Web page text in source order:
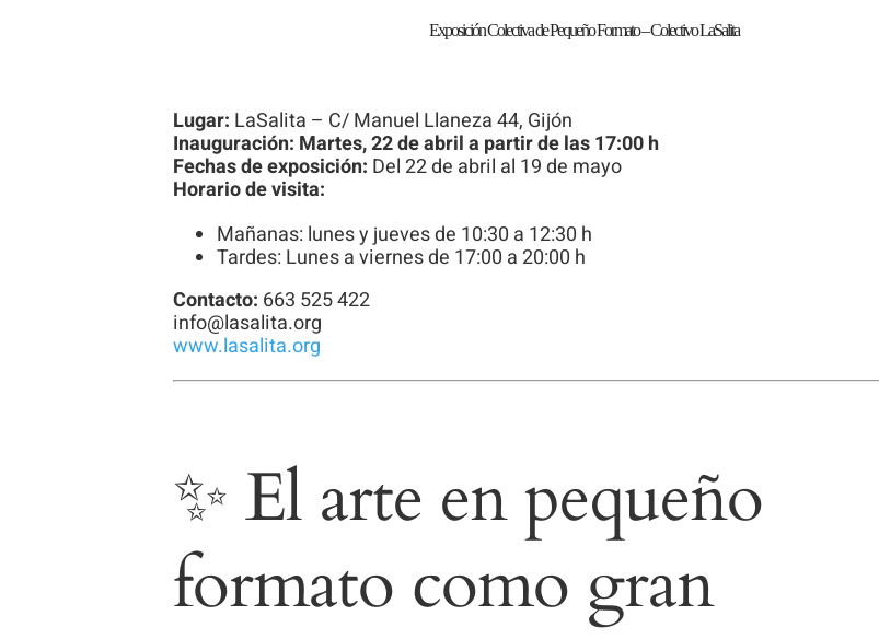
Exposición Colectiva de Pequeño Formato – Colectivo LaSalita
Lugar: LaSalita – C/ Manuel Llaneza 44, Gijón
Inauguración: Martes, 22 de abril a partir de las 17:00 h
Fechas de exposición: Del 22 de abril al 19 de mayo
Horario de visita:
Mañanas: lunes y jueves de 10:30 a 12:30 h
Tardes: Lunes a viernes de 17:00 a 20:00 h
Contacto: 663 525 422
info@lasalita.org
www.lasalita.org
✨ El arte en pequeño
formato como gran